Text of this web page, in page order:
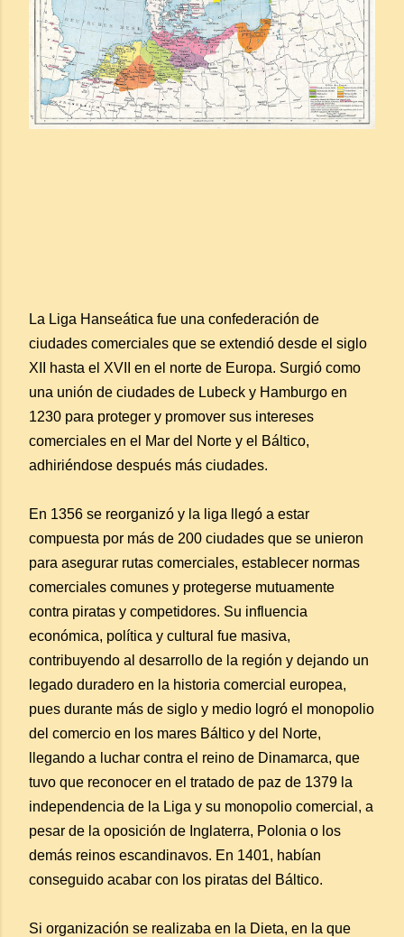
La Liga Hanseática fue una confederación de
ciudades comerciales que se extendió desde el siglo
XII hasta el XVII en el norte de Europa. Surgió como
una unión de ciudades de Lubeck y Hamburgo en
1230 para proteger y promover sus intereses
comerciales en el Mar del Norte y el Báltico,
adhiriéndose después más ciudades.
En 1356 se reorganizó y la liga llegó a estar
compuesta por más de 200 ciudades que se unieron
para asegurar rutas comerciales, establecer normas
comerciales comunes y protegerse mutuamente
contra piratas y competidores. Su influencia
económica, política y cultural fue masiva,
contribuyendo al desarrollo de la región y dejando un
legado duradero en la historia comercial europea,
pues durante más de siglo y medio logró el monopolio
del comercio en los mares Báltico y del Norte,
llegando a luchar contra el reino de Dinamarca, que
tuvo que reconocer en el tratado de paz de 1379 la
independencia de la Liga y su monopolio comercial, a
pesar de la oposición de Inglaterra, Polonia o los
demás reinos escandinavos. En 1401, habían
conseguido acabar con los piratas del Báltico.
Si organización se realizaba en la Dieta, en la que